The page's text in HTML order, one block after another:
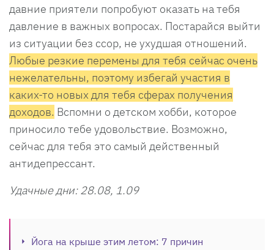
давние приятели попробуют оказать на тебя
давление в важных вопросах. Постарайся выйти
из ситуации без ссор, не ухудшая отношений.
Любые резкие перемены для тебя сейчас очень
нежелательны, поэтому избегай участия в
каких-то новых для тебя сферах получения
доходов. Вспомни о детском хобби, которое
приносило тебе удовольствие. Возможно,
сейчас для тебя это самый действенный
антидепрессант.
Удачные дни: 28.08, 1.09
Йога на крыше этим летом: 7 причин